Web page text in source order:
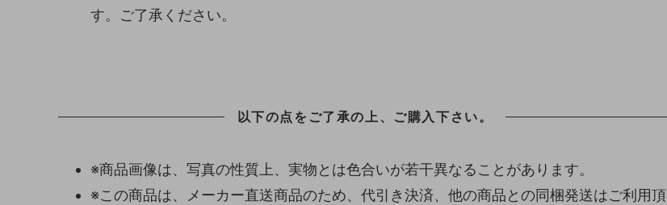
す。ご了承ください。
以下の点をご了承の上、ご購入下さい。
※商品画像は、写真の性質上、実物とは色合いが若干異なることがあります。
※この商品は、メーカー直送商品のため、代引き決済、他の商品との同梱発送はご利用頂